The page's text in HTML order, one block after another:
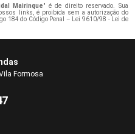
Mairinque" é de direito reservado. Sua
links, é proibida sem a autorização do
184 do Código Penal –
Lei 9610/98 - Lei de
Formosa